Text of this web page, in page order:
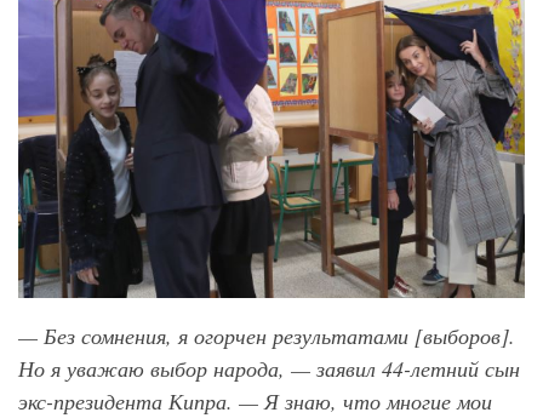
— Без сомнения, я огорчен результатами [выборов].
Но я уважаю выбор народа, — заявил 44-летний сын
экс-президента Кипра. — Я знаю, что многие мои